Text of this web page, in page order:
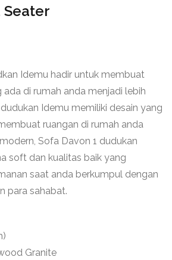
Seater
Idemu hadir untuk membuat
di rumah anda menjadi lebih
Idemu memiliki desain yang
ruangan di rumah anda
Sofa Davon 1 dudukan
soft dan kualitas baik yang
saat anda berkumpul dengan
para sahabat.
Granite